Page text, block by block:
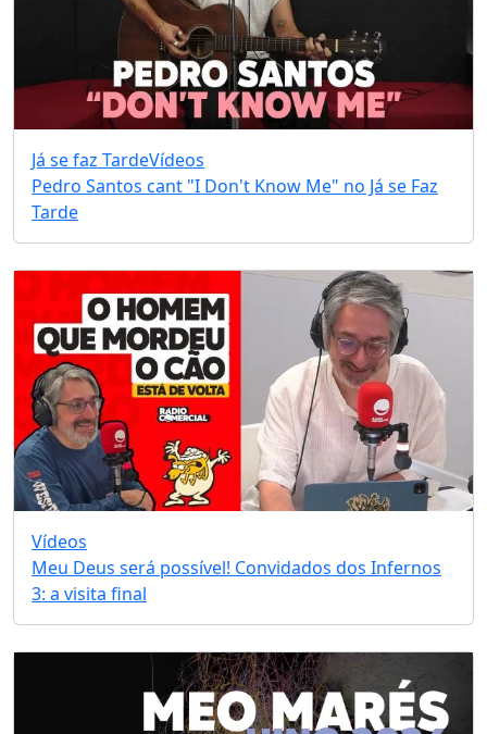
Já se faz TardeVídeos
Pedro Santos cant "I Don't Know Me" no Já se Faz
Tarde
Vídeos
Meu Deus será possível! Convidados dos Infernos
3: a visita final